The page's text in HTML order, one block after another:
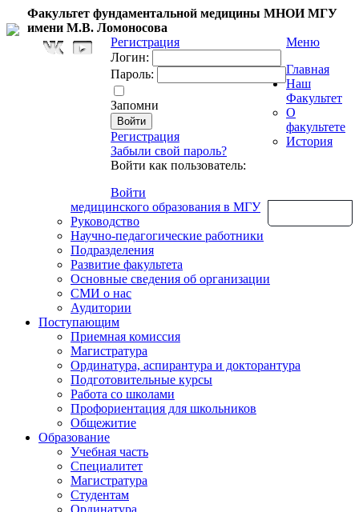
Факультет фундаментальной медицины МНОИ МГУ
имени М.В. Ломоносова
Регистрация
Логин:
Пароль:
Запомни
Регистрация
Забыли свой пароль?
Войти как пользователь:
Войти
Меню
Главная
Наш
Факультет
О
факультете
История
медицинского образования в МГУ
Руководство
Научно-педагогические работники
Подразделения
Развитие факультета
Основные сведения об организации
СМИ о нас
Аудитории
Поступающим
Приемная комиссия
Магистратура
Ординатура, аспирантура и докторантура
Подготовительные курсы
Работа со школами
Профориентация для школьников
Общежитие
Образование
Учебная часть
Специалитет
Магистратура
Студентам
Ординатура